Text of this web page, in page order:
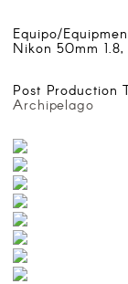
Equipo/
Nikon 50mm
Post Production
Archipelago